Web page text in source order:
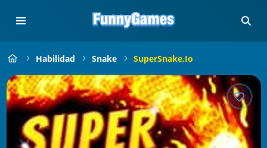
Habilidad Snake SuperSnake.io